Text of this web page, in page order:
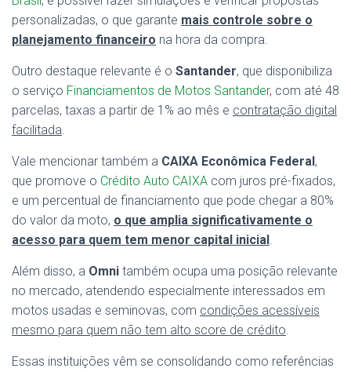
personalizadas, o que garante mais controle sobre o
planejamento financeiro na hora da compra.
Outro destaque relevante é o Santander, que disponibiliza
o serviço Financiamentos de Motos Santander, com até 48
parcelas, taxas a partir de 1% ao mês e contratação digital
facilitada.
Vale mencionar também a CAIXA Econômica Federal,
que promove o Crédito Auto CAIXA com juros pré-fixados,
e um percentual de financiamento que pode chegar a 80%
do valor da moto, o que amplia significativamente o
acesso para quem tem menor capital inicial.
Além disso, a Omni também ocupa uma posição relevante
no mercado, atendendo especialmente interessados em
motos usadas e seminovas, com condições acessíveis
mesmo para quem não tem alto score de crédito.
Essas instituições vêm se consolidando como referências